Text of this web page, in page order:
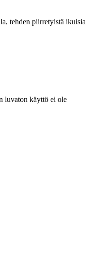
tehden piirretyistä ikuisia
luvaton käyttö ei ole